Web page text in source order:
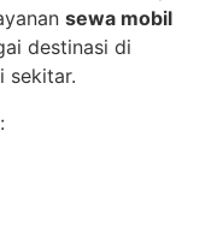
sewa mobil
destinasi di
sekitar.